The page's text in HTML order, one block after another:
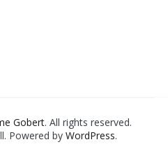
Gobert. All rights reserved.
Powered by WordPress.